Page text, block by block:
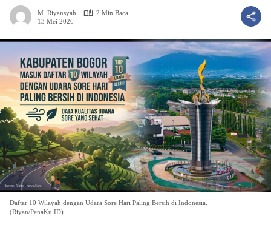
M. Riyansyah
2 Min Baca
13 Mei 2026
Daftar 10 Wilayah dengan Udara Sore Hari Paling Bersih di Indonesia.
(Riyan/PenaKu.ID).